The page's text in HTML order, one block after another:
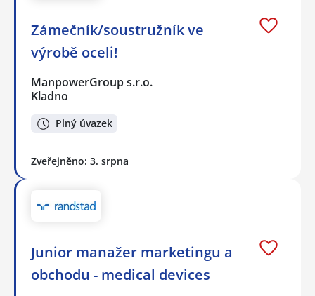
Zámečník/soustružník ve
výrobě oceli!
ManpowerGroup s.r.o.
Kladno
Plný úvazek
Zveřejněno: 3. srpna
Junior manažer marketingu a
obchodu - medical devices